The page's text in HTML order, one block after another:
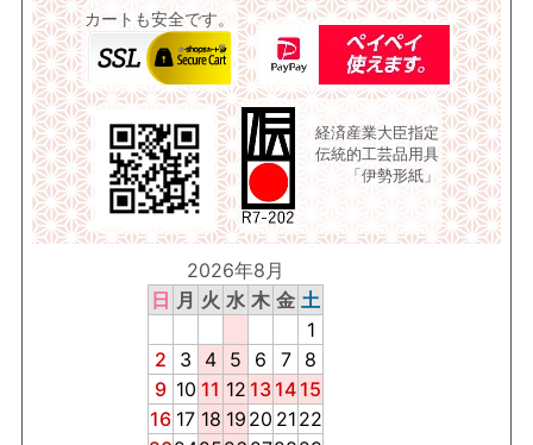
カートも安全です。
経済産業大臣指定
伝統的工芸品用具
「伊勢形紙」
2026年8月
日 月 火 水 木 金 土
1
2
3 4 5 6 7
8
9 10 11 12 13 14 15
16 17 18 19 20 21 22